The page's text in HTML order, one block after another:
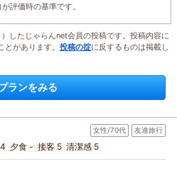
評価時の基準です。
したじゃらんnet会員の投稿です。投稿内容に
があります。 投稿の掟に反するものは掲載し
ランをみる
女性/70代 友達旅行
夕食 - 接客 5 清潔感 5